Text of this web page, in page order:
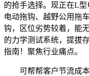
的抢手选择。现正在L
电动拖钩、越野公用拖
钩，区位劣势较着，能
的力学测试系统，提拔
指南！聚焦行业痛点。
可帮帮客户节流成本